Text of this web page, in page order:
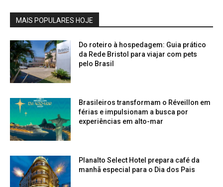
MAIS POPULARES HOJE
Do roteiro à hospedagem: Guia prático
da Rede Bristol para viajar com pets
pelo Brasil
Brasileiros transformam o Réveillon em
férias e impulsionam a busca por
experiências em alto-mar
Planalto Select Hotel prepara café da
manhã especial para o Dia dos Pais